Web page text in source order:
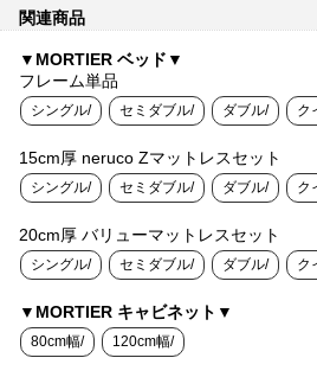
関連商品
▼MORTIER ベッド▼
フレーム単品
シングル/ セミダブル/ ダブル/ ク
15cm厚 neruco Zマットレスセット
シングル/ セミダブル/ ダブル/ ク
20cm厚 バリューマットレスセット
シングル/ セミダブル/ ダブル/ ク
▼MORTIER キャビネット▼
80cm幅/ 120cm幅/